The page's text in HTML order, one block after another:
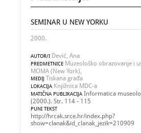
SEMINAR U NEW YORKU
2000.
AUTOR/I Dević, Ana
PREDMETNICE Muzeološko obrazovanje i
MOMA (New York),
MEDIJ Tiskana građa
LOKACIJA Knjižnica MDC-a
MATIČNA PUBLIKACIJA Informatica
(2000.). Str. 114 - 115
PUNI TEKST
http://hrcak.srce.hr/index.php?
show=clanak&id_clanak_jezik=210909